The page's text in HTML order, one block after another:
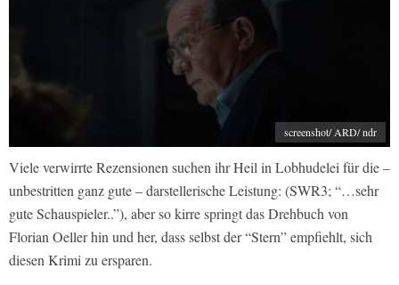
screenshot/ ARD/ ndr
Viele verwirrte Rezensionen suchen ihr Heil in Lobhudelei für die –
unbestritten ganz gute – darstellerische Leistung: (SWR3; “…sehr
gute Schauspieler..”), aber so kirre springt das Drehbuch von
Florian Oeller hin und her, dass selbst der “Stern” empfiehlt, sich
diesen Krimi zu ersparen.